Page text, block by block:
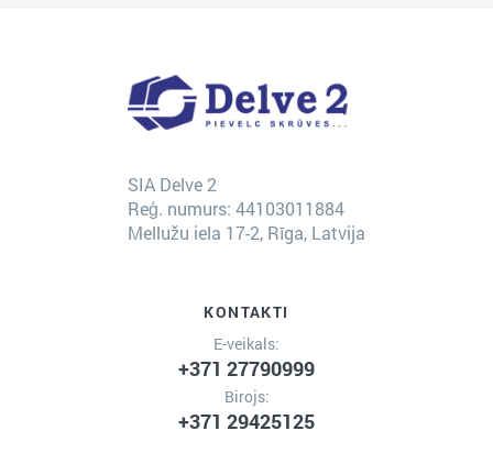
SIA Delve 2
Reģ. numurs: 44103011884
Mellužu iela 17-2, Rīga, Latvija
KONTAKTI
E-veikals:
+371 27790999
Birojs:
+371 29425125